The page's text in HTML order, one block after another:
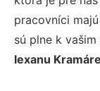
pracovníci
sú plne k vašim
lexanu Kramáre